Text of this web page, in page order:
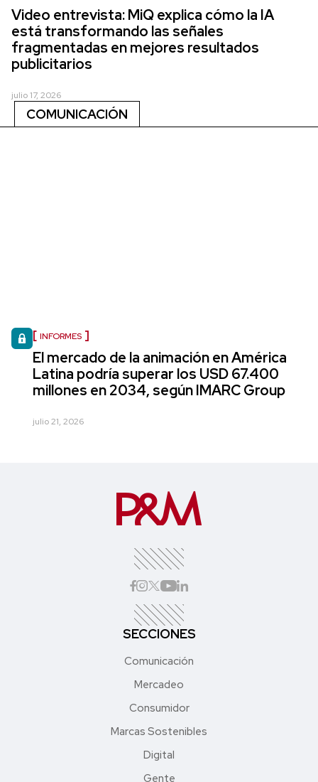
Video entrevista: MiQ explica cómo la IA
está transformando las señales
fragmentadas en mejores resultados
publicitarios
julio 17, 2026
COMUNICACIÓN
INFORMES
El mercado de la animación en América
Latina podría superar los USD 67.400
millones en 2034, según IMARC Group
julio 21, 2026
SECCIONES
Comunicación
Mercadeo
Consumidor
Marcas Sostenibles
Digital
Gente